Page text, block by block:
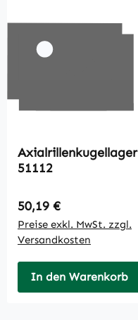
Axialrillenkugellager
51112
Regulärer Preis:
50,19 €
Preise exkl. MwSt. zzgl.
Versandkosten
In den Warenkorb